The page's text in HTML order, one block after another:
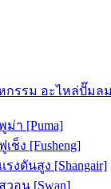
รรม อะไหล่ปั๊มลม
า [Puma]
ช็ง [Fusheng]
งดันสูง [Shangair]
อน [Swan]